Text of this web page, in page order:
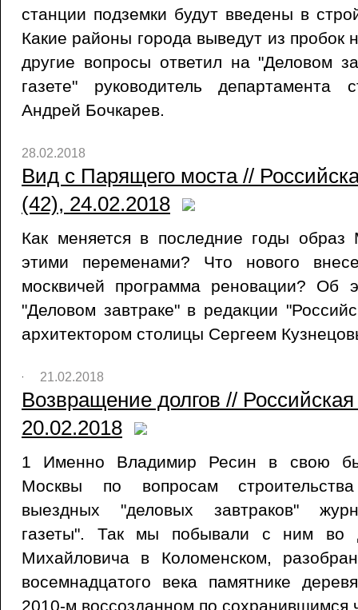
станции подземки будут введены в
Какие районы города выведут из пробок
другие вопросы ответил на "Деловом
газете" руководитель департамента
Андрей Бочкарев.
28.02.2018
Вид с Парящего моста //
(42), 24.02.2018
Как меняется в последние годы образ
этими переменами? Что нового
москвичей программа реновации? Об
"Деловом завтраке" в редакции
архитектором столицы Сергеем
21.02.2018
Возвращение долгов //
20.02.2018
1 Именно Владимир Ресин в свою
Москвы по вопросам
выездных "деловых завтраков"
газеты". Так мы побывали с ним во
Михайловича в Коломенском,
восемнадцатого века памятнике
2010-м воссозданном по сохранившимся